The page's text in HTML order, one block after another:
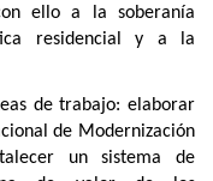
ello a la soberanía
residencial y a la
de trabajo: elaborar
de Modernización
un sistema de